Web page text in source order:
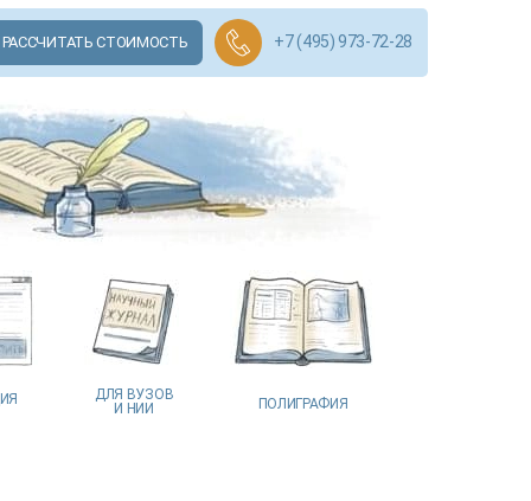
РАССЧИТАТЬ СТОИМОСТЬ +7 (495) 973-72-28
ДЛЯ ВУЗОВ
И НИИ
ПОЛИГРАФИЯ